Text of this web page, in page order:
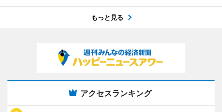
もっと見る
アクセスランキング